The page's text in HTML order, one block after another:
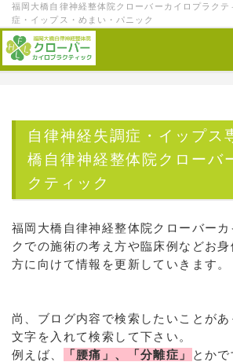
福岡大橋自律神経整体院クローバーカイロプラクテ
症・イップス・めまい・パニック
自律神経失調症・イップス
橋自律神経整体院クローバ
クティック
福岡大橋自律神経整体院クローバー
クでの施術の考え方や臨床例などお
方に向けて情報を更新していきます。
尚、ブログ内容で検索したいことが
文字を入れて検索して下さい。
例えば、
「腰痛」、「分離症」 とかで